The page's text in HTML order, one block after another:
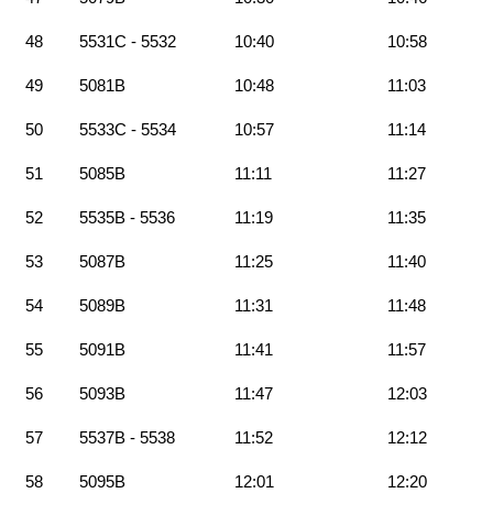
48 5531C - 5532 10:40 10:58
49 5081B 10:48 11:03
50 5533C - 5534 10:57 11:14
51 5085B 11:11 11:27
52 5535B - 5536 11:19 11:35
53 5087B 11:25 11:40
54 5089B 11:31 11:48
55 5091B 11:41 11:57
56 5093B 11:47 12:03
57 5537B - 5538 11:52 12:12
58 5095B 12:01 12:20